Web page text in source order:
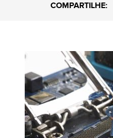
COMPARTILHE: